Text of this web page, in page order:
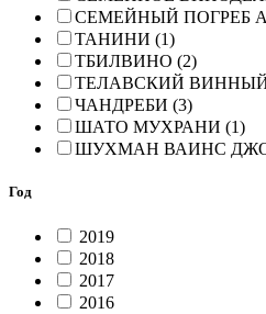
СЕМЕЙНЫЙ ПОГРЕБ
ТАНИНИ (1)
ТБИЛВИНО (2)
ТЕЛАВСКИЙ ВИННЫЙ
ЧАНДРЕБИ (3)
ШАТО МУХРАНИ (1)
ШУХМАН ВАИНС
Год
2019
2018
2017
2016